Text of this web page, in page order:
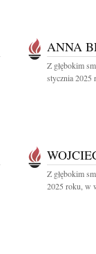
ANNA
Z głębokim
stycznia 2025
Z głębokim
2025 roku, w